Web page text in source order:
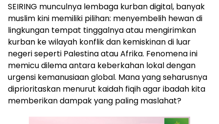
SEIRING munculnya lembaga kurban digital, banyak
muslim kini memiliki pilihan: menyembelih hewan di
lingkungan tempat tinggalnya atau mengirimkan
kurban ke wilayah konflik dan kemiskinan di luar
negeri seperti Palestina atau Afrika. Fenomena ini
memicu dilema antara keberkahan lokal dengan
urgensi kemanusiaan global. Mana yang seharusnya
diprioritaskan menurut kaidah fiqih agar ibadah kita
memberikan dampak yang paling maslahat?